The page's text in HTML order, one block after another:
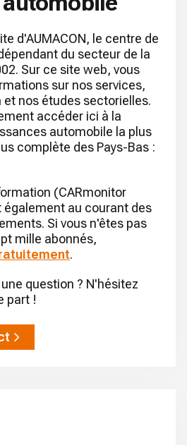
d'AUMACON, le centre de
du secteur de la
Sur ce site web, vous
sur nos services,
nos études sectorielles.
accéder ici à la
automobile la plus
complète des Pays-Bas :
(CARmonitor
également au courant des
Si vous n'êtes pas
mille abonnés,
.
question ? N'hésitez
part !